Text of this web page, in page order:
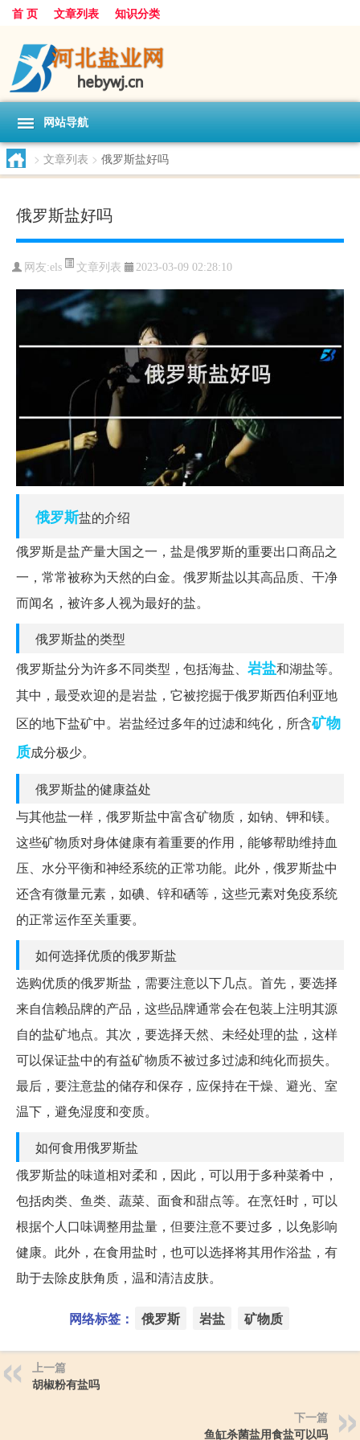
首 页 文章列表 知识分类
网站导航
> 文章列表 > 俄罗斯盐好吗
俄罗斯盐好吗
网友:els 文章列表 2023-03-09 02:28:10
俄罗斯盐的介绍
俄罗斯是盐产量大国之一，盐是俄罗斯的重要出口商品之
一，常常被称为天然的白金。俄罗斯盐以其高品质、干净
而闻名，被许多人视为最好的盐。
俄罗斯盐的类型
俄罗斯盐分为许多不同类型，包括海盐、 岩盐和湖盐等。
其中，最受欢迎的是岩盐，它被挖掘于俄罗斯西伯利亚地
区的地下盐矿中。岩盐经过多年的过滤和纯化，所含矿物
质成分极少。
俄罗斯盐的健康益处
与其他盐一样，俄罗斯盐中富含矿物质，如钠、钾和镁。
这些矿物质对身体健康有着重要的作用，能够帮助维持血
压、水分平衡和神经系统的正常功能。此外，俄罗斯盐中
还含有微量元素，如碘、锌和硒等，这些元素对免疫系统
的正常运作至关重要。
如何选择优质的俄罗斯盐
选购优质的俄罗斯盐，需要注意以下几点。首先，要选择
来自信赖品牌的产品，这些品牌通常会在包装上注明其源
自的盐矿地点。其次，要选择天然、未经处理的盐，这样
可以保证盐中的有益矿物质不被过多过滤和纯化而损失。
最后，要注意盐的储存和保存，应保持在干燥、避光、室
温下，避免湿度和变质。
如何食用俄罗斯盐
俄罗斯盐的味道相对柔和，因此，可以用于多种菜肴中，
包括肉类、鱼类、蔬菜、面食和甜点等。在烹饪时，可以
根据个人口味调整用盐量，但要注意不要过多，以免影响
健康。此外，在食用盐时，也可以选择将其用作浴盐，有
助于去除皮肤角质，温和清洁皮肤。
网络标签： 俄罗斯 岩盐 矿物质
上一篇
胡椒粉有盐吗
下一篇
鱼缸杀菌盐用食盐可以吗